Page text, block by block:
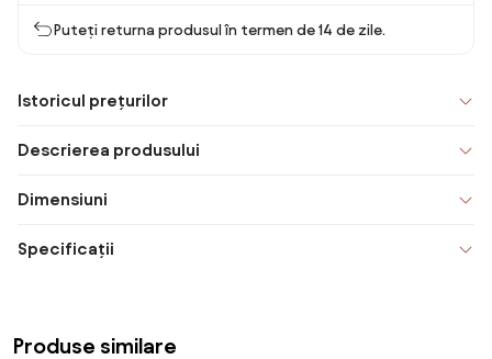
Puteți returna produsul în termen de 14 de zile.
Istoricul prețurilor
Descrierea produsului
Dimensiuni
Specificații
Produse similare